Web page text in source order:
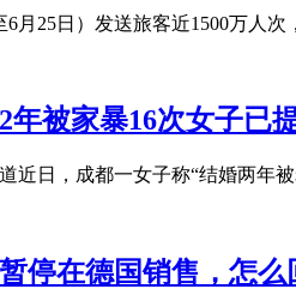
月25日）发送旅客近1500万人次
被家暴16次女子已
近日，成都一女子称“结婚两年
停在德国销售，怎么